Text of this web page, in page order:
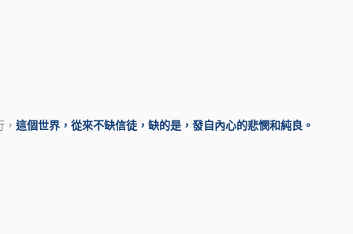
這個世界，從來不缺信徒，缺的是，發自內心的悲憫和純良。